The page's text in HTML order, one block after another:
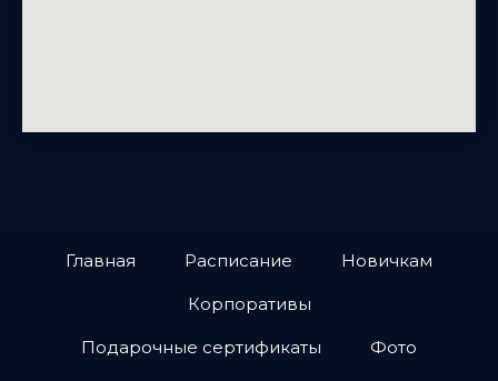
Главная Расписание Новичкам
Корпоративы
Подарочные сертификаты Фото